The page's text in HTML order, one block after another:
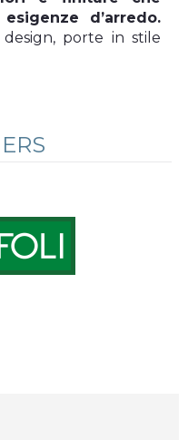
d’arredo.
porte in stile